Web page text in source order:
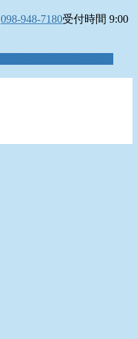
098-948-7180受付時間 9:00